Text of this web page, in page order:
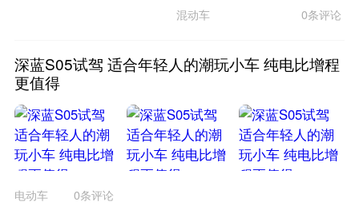
混动车 0条评论
深蓝S05试驾 适合年轻人的潮玩小车 纯电比增程
更值得
电动车 0条评论